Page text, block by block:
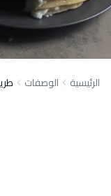
الرئيسية الوصفات